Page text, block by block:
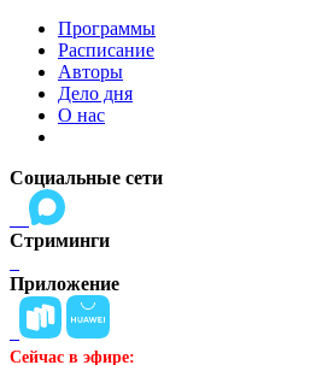
Программы
Расписание
Авторы
Дело дня
О нас
Социальные сети
Стриминги
Приложение
Сейчас в эфире: